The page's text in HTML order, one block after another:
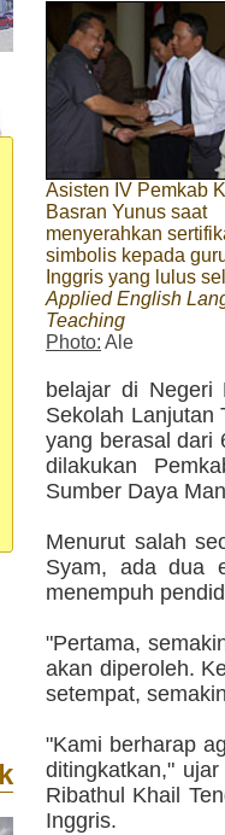
Asisten IV Pemkab
Basran Yunus saat
menyerahkan
simbolis kepada
Inggris yang lulus
Applied English
Teaching
Photo: Ale
belajar di Negeri
Sekolah Lanjutan
yang berasal dari
dilakukan
Sumber Daya
Menurut salah
Syam, ada dua
menempuh
"Pertama,
akan diperoleh.
setempat,
"Kami berharap
ditingkatkan,"
Ribathul Khail
Inggris.